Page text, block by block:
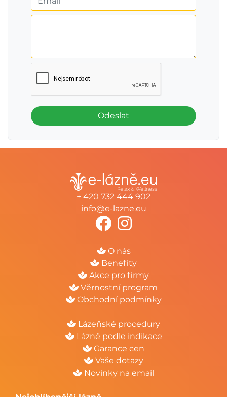
Odeslat
+ 420 732 444 902
info@e-lazne.eu
O nás
Benefity
Akce pro firmy
Věrnostní program
Obchodní podmínky
Lázeňské procedury
Lázně podle indikace
Garance cen
Vaše dotazy
Novinky na email